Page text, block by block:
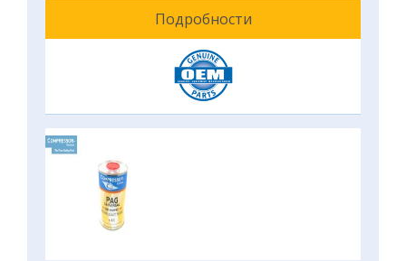
Подробности